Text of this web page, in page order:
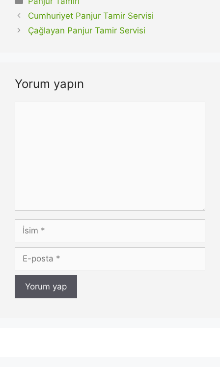
Cumhuriyet Panjur Tamir Servisi
Çağlayan Panjur Tamir Servisi
Yorum yapın
İsim
posta